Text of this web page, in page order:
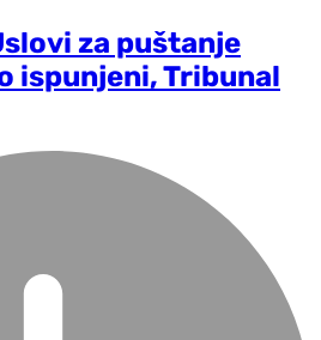
za puštanje
ispunjeni, Tribunal